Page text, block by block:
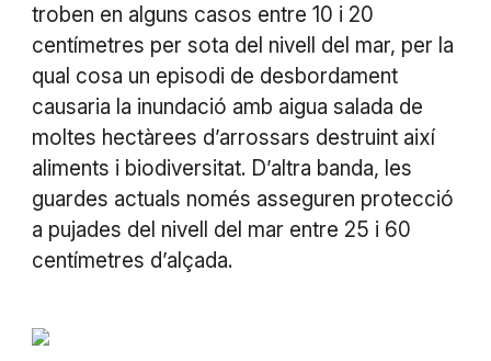
troben en alguns casos entre 10 i 20
centímetres per sota del nivell del mar, per la
qual cosa un episodi de desbordament
causaria la inundació amb aigua salada de
moltes hectàrees d’arrossars destruint així
aliments i biodiversitat. D’altra banda, les
guardes actuals només asseguren protecció
a pujades del nivell del mar entre 25 i 60
centímetres d’alçada.